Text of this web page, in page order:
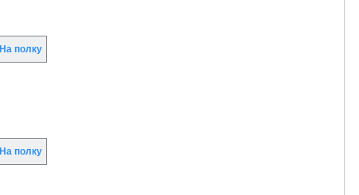
На полку
На полку